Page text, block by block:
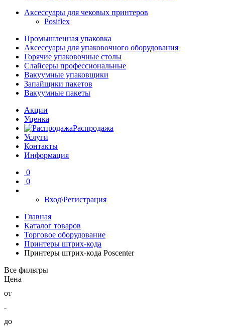
Аксессуары для чековых принтеров
Posiflex
Промышленная упаковка
Аксессуары для упаковочного оборудования
Горячие упаковочные столы
Слайсеры профессиональные
Вакуумные упаковщики
Запайщики пакетов
Вакуумные пакеты
Акции
Уценка
Распродажа
Услуги
Контакты
Информация
0
0
Вход\Регистрация
Главная
Каталог товаров
Торговое оборудование
Принтеры штрих-кода
Принтеры штрих-кода Poscenter
Все фильтры
Цена
от
-
до